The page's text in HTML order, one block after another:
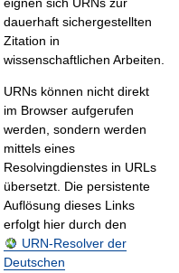
eignen sich URNs zur
dauerhaft sichergestellten
Zitation in
wissenschaftlichen Arbeiten.
URNs können nicht direkt
im Browser aufgerufen
werden, sondern werden
mittels eines
Resolvingdienstes in URLs
übersetzt. Die persistente
Auflösung dieses Links
erfolgt hier durch den
URN-Resolver der
Deutschen